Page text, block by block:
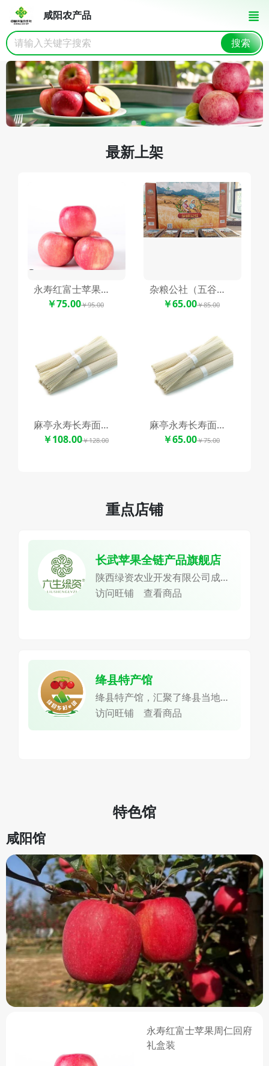
咸阳农产品
搜索
最新上架
永寿红富士苹果周仁回府礼盒装
￥75.00￥95.00
杂粮公社（五谷杂粮）随机搭配5种组合
￥65.00￥85.00
麻亭永寿长寿面精装礼盒
￥108.00￥128.00
麻亭永寿长寿面（手工挂面）
￥65.00￥75.00
重点店铺
长武苹果全链产品旗舰店
陕西绿资农业开发有限公司成立
于2013年，位于长武县五里铺
访问旺铺 查看商品
绛县特产馆
绛县特产馆，汇聚了绛县当地丰
富多样的农货产品，致力于将绛
年就被农业部确定为全国七大山
楂基地县之一，如今更是全国最
密集，果皮较粗糙，果实近圆稍
扁，顶部具有五棱，果面鲜红或
鲜枣红，披腊光，果肉粉白至粉
红，肉质紧密，味酸稍甜，内含
多种微量元素，营养丰富。 绛
县大樱桃也备受青睐，因特殊的
山区小气候，这里的大樱桃不仅
生长快、结果早、成熟早，而且
果个大、色浓、口感好，耐储
运，极具市场竞争力，绛县已成
区，华北地区最大的樱桃生产基
地。此外，店内还有口感独特、
晚熟质优、味美耐贮的绛县苹
访问旺铺 查看商品
特色馆
咸阳馆
永寿红富士苹果周仁回府
礼盒装